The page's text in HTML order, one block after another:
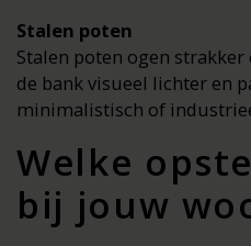
Stalen poten
Stalen poten ogen
de bank visueel lichter en
minimalistisch of
Welke
bij jouw